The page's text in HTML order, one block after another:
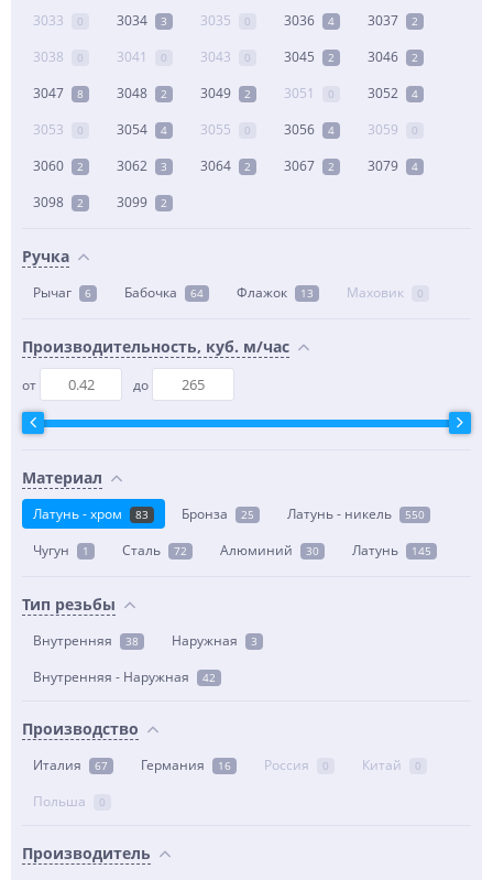
3033 0 3034 3 3035 0 3036 4 3037 2
3038 0 3041 0 3043 0 3045 2 3046 2
3047 8 3048 2 3049 2 3051 0 3052 4
3053 0 3054 4 3055 0 3056 4 3059 0
3060 2 3062 3 3064 2 3067 2 3079 4
3098 2 3099 2
Ручка
Рычаг 6 Бабочка 64 Флажок 13 Маховик 0
Производительность, куб. м/час
от до
Материал
Латунь - хром 83 Бронза 25 Латунь - никель 550
Чугун 1 Сталь 72 Алюминий 30 Латунь 145
Тип резьбы
Внутренняя 38 Наружная 3
Внутренняя - Наружная 42
Производство
Италия 67 Германия 16 Россия 0 Китай 0
Польша 0
Производитель